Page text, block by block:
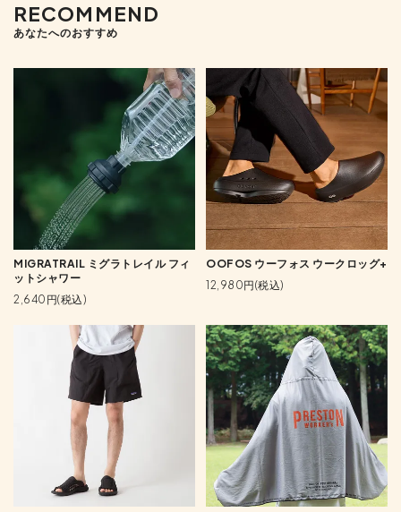
RECOMMEND
あなたへのおすすめ
MIGRATRAIL ミグラトレイル フィ
ットシャワー
2,640円(税込)
OOFOS ウーフォス ウークロッグ+
12,980円(税込)